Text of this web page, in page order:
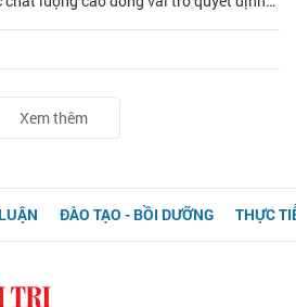
lực chất lượng cao tại Trường Đại học
văn bản pháp lý và những rào cản
giải pháp nhằm tối ưu hóa nguồn
nhân lự
Xem thêm
ĐÀO TẠO - BỒI DƯỠNG THỰC